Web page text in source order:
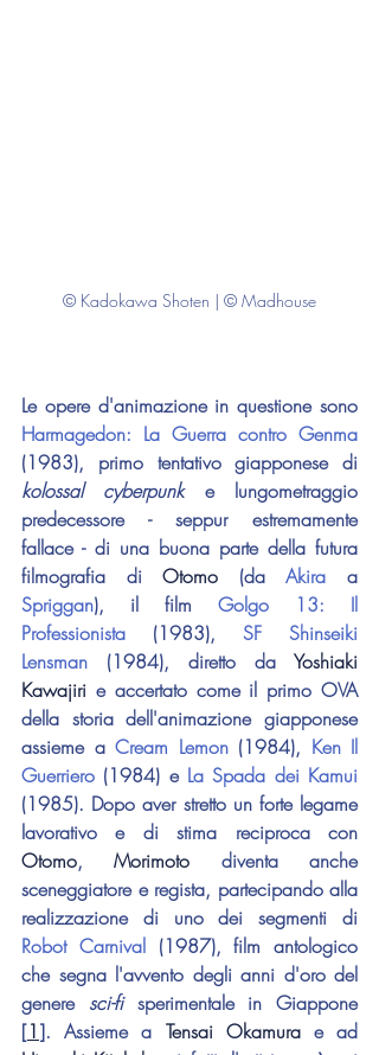
© Kadokawa Shoten | © Madhouse
Harmagedon: La Guerra contro Genma
kolossal cyberpunk e lungometraggio
predecessore - seppur estremamente
fallace - di una buona parte della futura
filmografia di Otomo (da Akira
Spriggan), il film Golgo 13: Il
Professionista (1983), SF Shinseiki
Lensman (1984), diretto da Yoshiaki
Kawajiri e accertato come il primo OVA
della storia dell'animazione giapponese
assieme a Cream Lemon (1984), Ken Il
Guerriero (1984) e La Spada dei Kamui
(1985). Dopo aver stretto un forte legame
Otomo, Morimoto diventa anche
sceneggiatore e regista, partecipando alla
Robot Carnival (1987), film antologico
che segna l'avvento degli anni d'oro del
genere sci-fi sperimentale in Giappone
[1]. Assieme a Tensai Okamura